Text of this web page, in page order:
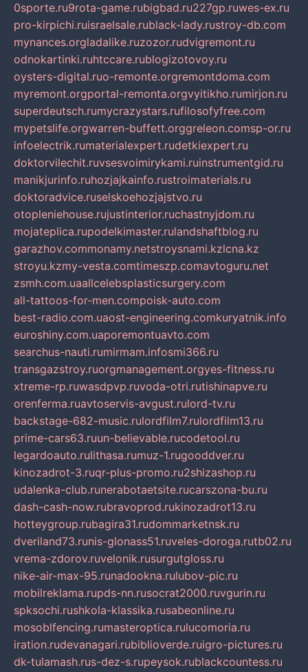
0sporte.ru9rota-game.rubigbad.ru227gp.ruwes-ex.ru
pro-kirpichi.ruisraelsale.rublack-lady.rustroy-db.com
mynances.orgladalike.ruzozor.rudvigremont.ru
odnokartinki.ruhtccare.rublogizotovoy.ru
oysters-digital.ruo-remonte.orgremontdoma.com
myremont.orgportal-remonta.orgvyitikho.rumirjon.ru
superdeutsch.rumycrazystars.rufilosofyfree.com
mypetslife.orgwarren-buffett.orggreleon.comsp-or.ru
infoelectrik.rumaterialexpert.rudetkiexpert.ru
doktorvilechit.ruvsesvoimirykami.ruinstrumentgid.ru
manikjurinfo.ruhozjajkainfo.rustroimaterials.ru
doktoradvice.ruselskoehozjajstvo.ru
otopleniehouse.rujustinterior.ruchastnyjdom.ru
mojateplica.rupodelkimaster.rulandshaftblog.ru
garazhov.commonamy.netstroysnami.kzlcna.kz
stroyu.kzmy-vesta.comtimeszp.comavtoguru.net
zsmh.com.uaallcelebsplasticsurgery.com
all-tattoos-for-men.compoisk-auto.com
best-radio.com.uaost-engineering.comkuryatnik.info
euroshiny.com.uaporemontuavto.com
searchus-nauti.rumirmam.infosmi366.ru
transgazstroy.ruorgmanagement.orgyes-fitness.ru
xtreme-rp.ruwasdpvp.ruvoda-otri.rutishinapve.ru
orenferma.ruavtoservis-avgust.rulord-tv.ru
backstage-682-music.rulordfilm7.rulordfilm13.ru
prime-cars63.ruun-believable.rucodetool.ru
legardoauto.rulithasa.rumuz-1.rugooddver.ru
kinozadrot-3.ruqr-plus-promo.ru2shizashop.ru
udalenka-club.runerabotaetsite.rucarszona-bu.ru
dash-cash-now.rubravoprod.rukinozadrot13.ru
hotteygroup.rubagira31.rudommarketnsk.ru
dveriland73.runis-glonass51.ruveles-doroga.rutb02.ru
vrema-zdorov.ruvelonik.rusurgutgloss.ru
nike-air-max-95.runadookna.rulubov-pic.ru
mobilreklama.rupds-nn.rusocrat2000.ruvgurin.ru
spksochi.rushkola-klassika.rusabeonline.ru
mosoblfencing.rumasteroptica.rulucomoria.ru
iration.rudevanagari.rubiblioverde.ruigro-pictures.ru
dk-tulamash.rus-dez-s.rupeysok.rublackcountess.ru